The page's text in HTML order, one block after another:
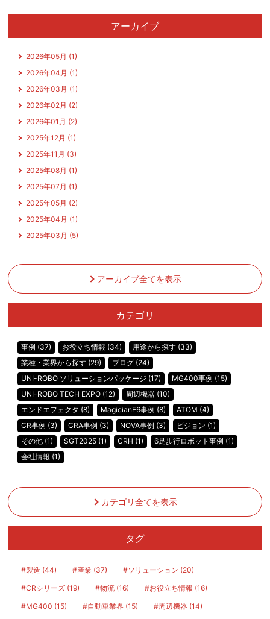
アーカイブ
2026年05月 (1)
2026年04月 (1)
2026年03月 (1)
2026年02月 (2)
2026年01月 (2)
2025年12月 (1)
2025年11月 (3)
2025年08月 (1)
2025年07月 (1)
2025年05月 (2)
2025年04月 (1)
2025年03月 (5)
アーカイブ全てを表示
カテゴリ
事例 (37) お役立ち情報 (34)
用途から探す (33)
業種・業界から探す (29)
ブログ (24)
UNI-ROBO ソリューションパッケージ (17)
MG400事例 (15)
UNI-ROBO TECH EXPO (12)
周辺機器 (10)
エンドエフェクタ (8)
MagicianE6事例 (8)
ATOM (4)
CR事例 (3)
CRA事例 (3) NOVA事例 (3)
ビジョン (1)
その他 (1)
SGT2025 (1) CRH (1)
6足歩行ロボット事例 (1)
会社情報 (1)
カテゴリ全てを表示
タグ
#製造 (44) #産業 (37)
#ソリューション (20)
#CRシリーズ (19)
#物流 (16)
#お役立ち情報 (16)
#MG400 (15)
#自動車業界 (15)
#周辺機器 (14)